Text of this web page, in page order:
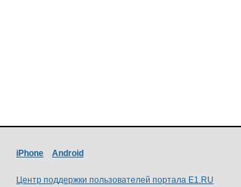
iPhone Android
Центр поддержки пользователей портала E1.RU